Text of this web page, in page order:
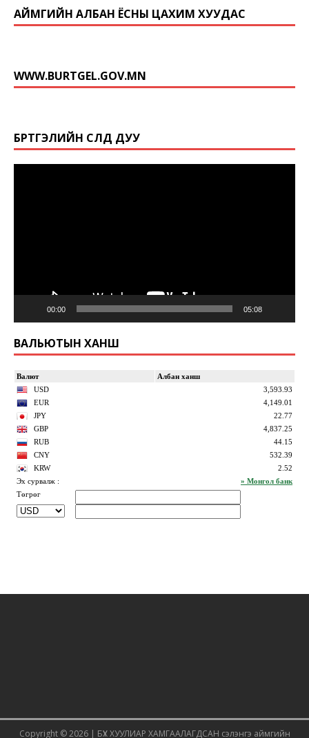
АЙМГИЙН АЛБАН ЁСНЫ ЦАХИМ ХУУДАС
WWW.BURTGEL.GOV.MN
БҮРТГЭЛИЙН СҮЛД ДУУ
00:00 05:08
ВАЛЬЮТЫН ХАНШ
Copyright © 2026 | БҮХ ХУУЛИАР ХАМГААЛАГДСАН сэлэнгэ аймгийн